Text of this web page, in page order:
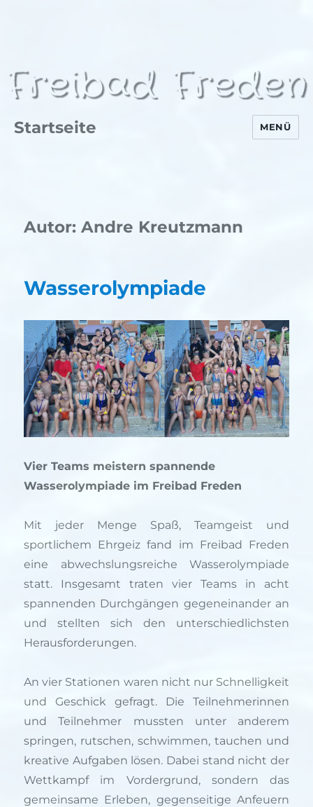
Startseite MENÜ
Autor:Andre Kreutzmann
Wasserolympiade
Vier Teams meistern spannende
Wasserolympiade im Freibad Freden
Mit jeder Menge Spaß, Teamgeist und
sportlichem Ehrgeiz fand im Freibad Freden
eine abwechslungsreiche Wasserolympiade
statt. Insgesamt traten vier Teams in acht
spannenden Durchgängen gegeneinander an
und stellten sich den unterschiedlichsten
Herausforderungen.
An vier Stationen waren nicht nur Schnelligkeit
und Geschick gefragt. Die Teilnehmerinnen
und Teilnehmer mussten unter anderem
springen, rutschen, schwimmen, tauchen und
kreative Aufgaben lösen. Dabei stand nicht der
Wettkampf im Vordergrund, sondern das
gemeinsame Erleben, gegenseitige Anfeuern